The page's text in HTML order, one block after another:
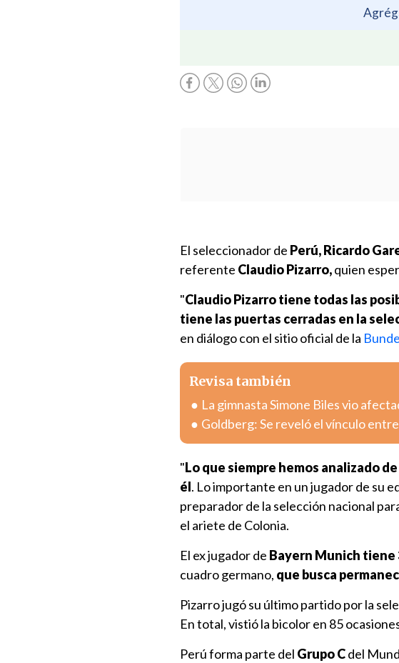
El seleccionador de Perú, Ricardo
referente Claudio Pizarro,quien
"Claudio Pizarro tiene todas las
tiene las puertas cerradas en la
en diálogo con el sitio oficial de la
Revisa también
La gimnasta Simone Biles vio
Goldberg: Se reveló el vínculo
"Lo que siempre hemos analizado
él. Lo importante en un jugador de su
preparador de la selección nacional
el ariete de Colonia.
El ex jugador de Bayern Munich tiene
cuadro germano, que busca
Pizarro jugó su último partido por la
En total, vistió la bicolor en 85
Perú forma parte del Grupo Cdel